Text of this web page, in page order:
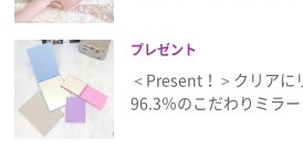
プレゼント
＜Present！＞クリアに
96.3％のこだわりミラ